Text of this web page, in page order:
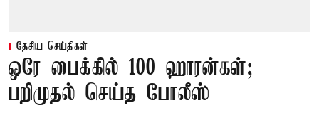
தேசிய செய்திகள்
ஒரே பைக்கில் 100 ஹாரன்கள்;
பறிமுதல் செய்த போலீஸ்